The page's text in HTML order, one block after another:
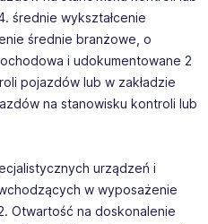
średnie wykształcenie
średnie branżowe, o
i udokumentowane 2
pojazdów lub w zakładzie
na stanowisku kontroli lub
urządzeń i
w wyposażenie
Otwartość na doskonalenie